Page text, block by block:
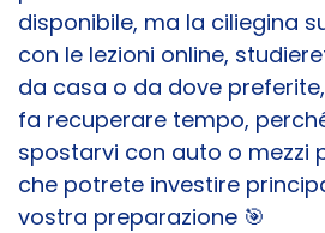
disponibile, ma la ciliegina
con le lezioni online,
da casa o da dove
fa recuperare tempo,
spostarvi con auto o mezzi
che potrete investire
vostra preparazione 🎯